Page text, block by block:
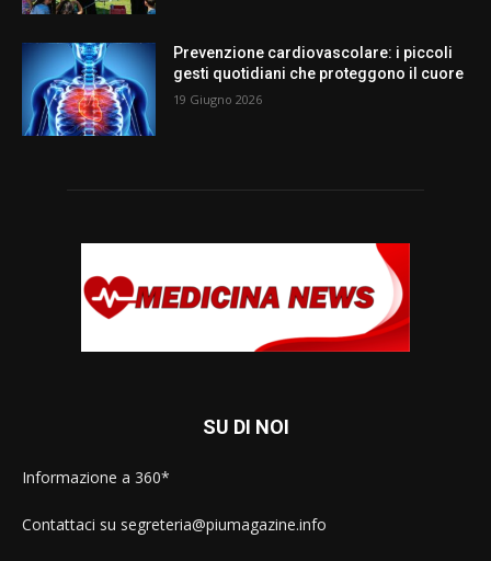
Prevenzione cardiovascolare: i piccoli
gesti quotidiani che proteggono il cuore
19 Giugno 2026
SU DI NOI
Informazione a 360*
Contattaci su segreteria@piumagazine.info